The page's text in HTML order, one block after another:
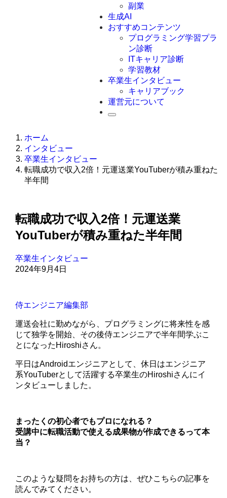
Swift
Ruby
副業
生成AI
おすすめコンテンツ
プログラミング学習プラ
ン診断
ITキャリア診断
学習教材
卒業生インタビュー
キャリアブック
運営元について
ホーム
インタビュー
卒業生インタビュー
転職成功で収入2倍！元運送業YouTuberが積み重ねた
半年間
転職成功で収入2倍！元運送業
YouTuberが積み重ねた半年間
卒業生インタビュー
2024年9月4日
侍エンジニア編集部
運送会社に勤めながら、プログラミングに将来性を感
じて独学を開始、その後侍エンジニアで半年間学ぶこ
とになったHiroshiさん。
平日はAndroidエンジニアとして、休日はエンジニア
系YouTuberとして活躍する卒業生のHiroshiさんにイ
ンタビューしました。
まったくの初心者でもプロになれる？
受講中に転職活動で使える成果物が作成できるって本
当？
このような疑問をお持ちの方は、ぜひこちらの記事を
読んでみてください。